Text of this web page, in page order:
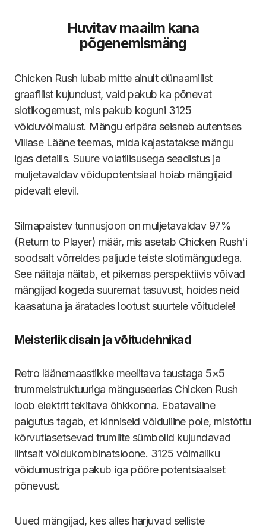
Huvitav maailm kana
põgenemismäng
Chicken Rush lubab mitte ainult dünaamilist
graafilist kujundust, vaid pakub ka põnevat
slotikogemust, mis pakub koguni 3125
võiduvõimalust. Mängu eripära seisneb autentses
Villase Lääne teemas, mida kajastatakse mängu
igas detailis. Suure volatilisusega seadistus ja
muljetavaldav võidupotentsiaal hoiab mängijaid
pidevalt elevil.
Silmapaistev tunnusjoon on muljetavaldav 97%
(Return to Player) määr, mis asetab Chicken Rush'i
soodsalt võrreldes paljude teiste slotimängudega.
See näitaja näitab, et pikemas perspektiivis võivad
mängijad kogeda suuremat tasuvust, hoides neid
kaasatuna ja äratades lootust suurtele võitudele!
Meisterlik disain ja võitudehnikad
Retro läänemaastikke meelitava taustaga 5×5
trummelstruktuuriga mänguseerias Chicken Rush
loob elektrit tekitava õhkkonna. Ebatavaline
paigutus tagab, et kinniseid võiduliine pole, mistõttu
kõrvutiasetsevad trumlite sümbolid kujundavad
lihtsalt võidukombinatsioone. 3125 võimaliku
võidumustriga pakub iga pööre potentsiaalset
põnevust.
Uued mängijad, kes alles harjuvad selliste